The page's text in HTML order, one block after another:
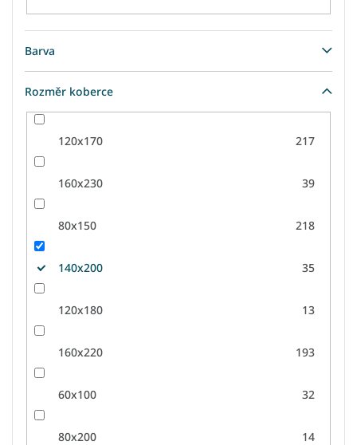
Barva
Rozměr koberce
120x170 217
160x230 39
80x150 218
140x200 35
120x180 13
160x220 193
60x100 32
80x200 14